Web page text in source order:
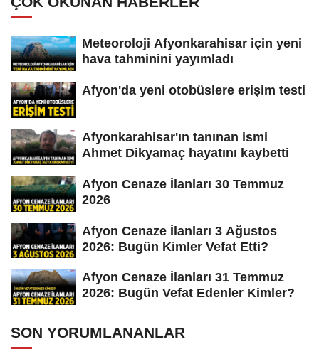
Meteoroloji Afyonkarahisar için yeni
hava tahminini yayımladı
Afyon'da yeni otobüslere erişim testi
Afyonkarahisar'ın tanınan ismi
Ahmet Dikyamaç hayatını kaybetti
Afyon Cenaze İlanları 30 Temmuz
2026
Afyon Cenaze İlanları 3 Ağustos
2026: Bugün Kimler Vefat Etti?
Afyon Cenaze İlanları 31 Temmuz
2026: Bugün Vefat Edenler Kimler?
SON YORUMLANANLAR